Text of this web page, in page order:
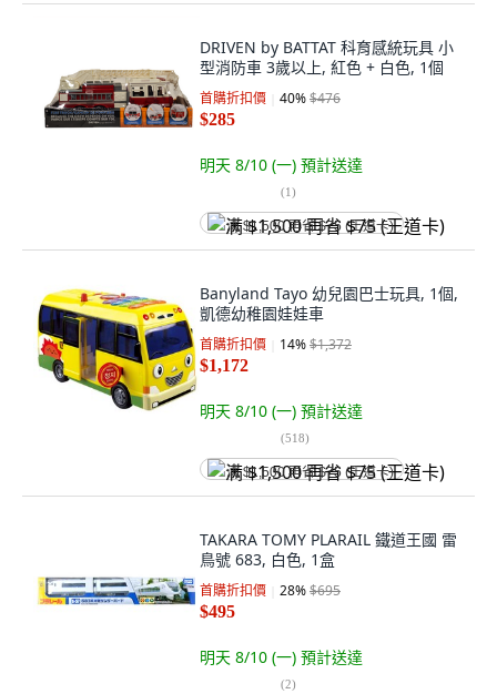
DRIVEN by BATTAT 科育感統玩具 小
型消防車 3歲以上, 紅色 + 白色, 1個
首購折扣價 40%$476
$285
明天 8/10 (一) 預計送達
(1)
满 $1,500 再省 $75 (王道卡)
Banyland Tayo 幼兒園巴士玩具, 1個,
凱德幼稚園娃娃車
首購折扣價 14%$1,372
$1,172
明天 8/10 (一) 預計送達
(518)
满 $1,500 再省 $75 (王道卡)
TAKARA TOMY PLARAIL 鐵道王國 雷
鳥號 683, 白色, 1盒
首購折扣價 28%$695
$495
明天 8/10 (一) 預計送達
(2)